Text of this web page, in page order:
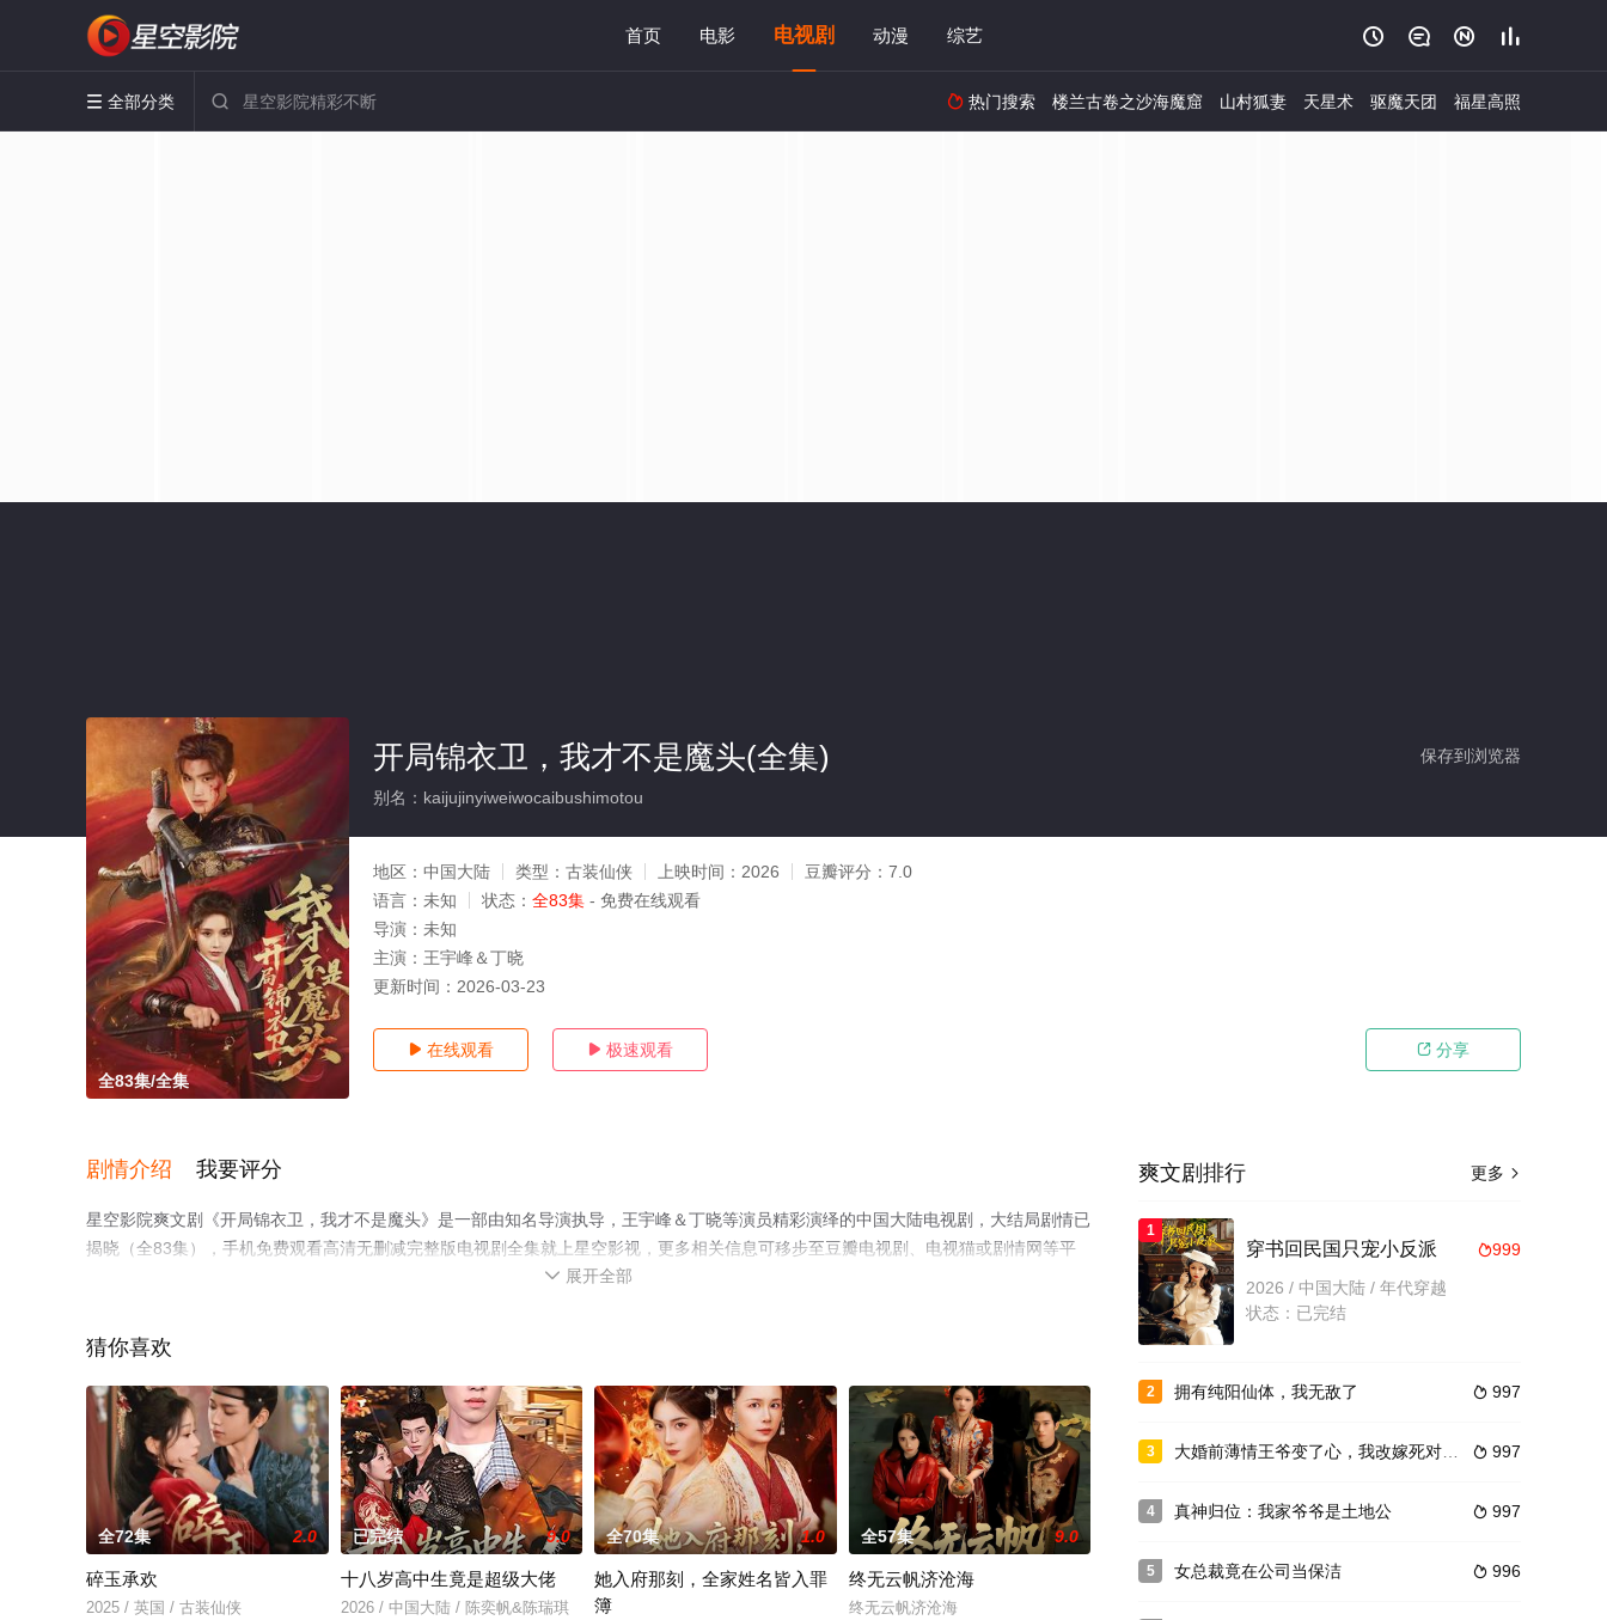
首页 电影 电视剧 动漫 综艺    
 全部分类   热门搜索 楼兰古卷之沙海魔窟 山村狐妻 天星术 驱魔天团 福星高照
全83集/全集
保存到浏览器
开局锦衣卫，我才不是魔头(全集)
别名：kaijujinyiweiwocaibushimotou
地区： 中国大陆 类型： 古装仙侠 上映时间： 2026 豆瓣评分： 7.0
语言： 未知 状态： 全83集 - 免费在线观看
导演： 未知
主演： 王宇峰＆丁晓
更新时间： 2026-03-23
 在线观看  极速观看  分享
剧情介绍 我要评分
星空影院爽文剧《开局锦衣卫，我才不是魔头》是一部由知名导演执导，王宇峰＆丁晓等演员精彩演绎的中国大陆电视剧，大结局剧情已
揭晓（全83集），手机免费观看高清无删减完整版电视剧全集就上星空影视，更多相关信息可移步至豆瓣电视剧、电视猫或剧情网等平
 展开全部
猜你喜欢
全72集 2.0
碎玉承欢
2025 / 英国 / 古装仙侠
已完结 9.0
十八岁高中生竟是超级大佬
2026 / 中国大陆 / 陈奕帆&陈瑞琪
全70集 1.0
她入府那刻，全家姓名皆入罪
簿
全57集 9.0
终无云帆济沧海
终无云帆济沧海
更多 
爽文剧排行
1
999
穿书回民国只宠小反派
2026 / 中国大陆 / 年代穿越
状态：已完结
2  997
拥有纯阳仙体，我无敌了
3  997
大婚前薄情王爷变了心，我改嫁死对头他哭了
4  997
真神归位：我家爷爷是土地公
5  996
女总裁竟在公司当保洁